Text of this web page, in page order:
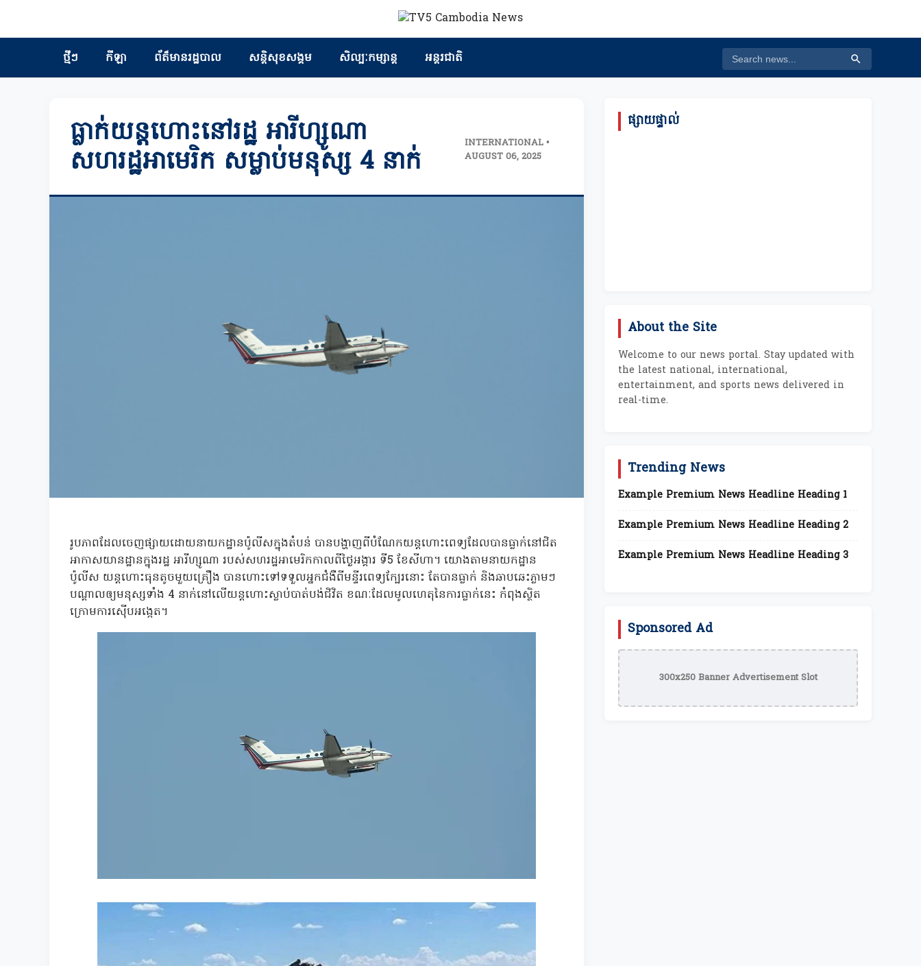
ថ្មីៗ កីឡា ព័ត៏មានរដ្ឋបាល សន្តិសុខសង្គម សិល្បៈកម្សាន្ត អន្តរជាតិ
ធ្លាក់យន្តហោះនៅរដ្ឋ អារីហ្សូណា
សហរដ្ឋអាមេរិក សម្លាប់មនុស្ស 4 នាក់
INTERNATIONAL •
AUGUST 06, 2025
រូបភាពដែលចេញផ្សាយដោយនាយកដ្ឋានប៉ូលីសក្នុងតំបន់ បានបង្ហាញពីបំណែកយន្តហោះពេទ្យដែលបានធ្លាក់នៅជិត
អាកាសយានដ្ឋានក្នុងរដ្ឋ អារីហ្សូណា របស់សហរដ្ឋអាមេរិកកាលពីថ្ងៃអង្គារ ទី5 ខែសីហា។ យោងតាមនាយកដ្ឋាន
ប៉ូលីស យន្តហោះធុនតូចមួយគ្រឿង បានហោះទៅទទួលអ្នកជំងឺពីមន្ទីរពេទ្យក្បែរនោះ តែបានធ្លាក់ និងឆាបឆេះភ្លាមៗ
បណ្តាលឲ្យមនុស្សទាំង 4 នាក់នៅលើយន្តហោះស្លាប់បាត់បង់ជិវិត ខណៈដែលមូលហេតុនៃការធ្លាក់នេះ កំពុងស្ថិត
ក្រោមការស៊ើបអង្កេត។
ផ្សាយផ្ទាល់
About the Site
Welcome to our news portal. Stay updated with
the latest national, international,
entertainment, and sports news delivered in
real-time.
Trending News
Example Premium News Headline Heading 1
Example Premium News Headline Heading 2
Example Premium News Headline Heading 3
Sponsored Ad
300x250 Banner Advertisement Slot